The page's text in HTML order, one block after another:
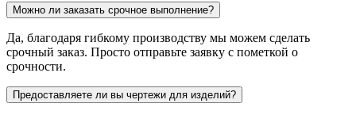
Можно ли заказать срочное выполнение?
Да, благодаря гибкому производству мы можем сделать
срочный заказ. Просто отправьте заявку с пометкой о
срочности.
Предоставляете ли вы чертежи для изделий?